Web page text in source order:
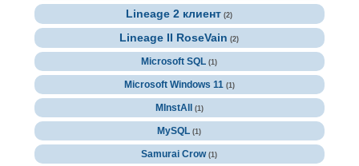
Lineage 2 клиент (2)
Lineage II RoseVain (2)
Microsoft SQL (1)
Microsoft Windows 11 (1)
MInstAll (1)
MySQL (1)
Samurai Crow (1)